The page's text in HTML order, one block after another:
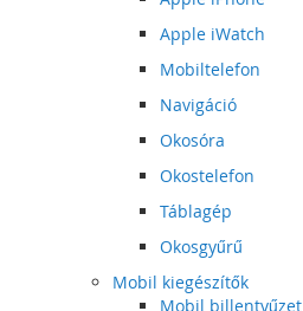
Apple iWatch
Mobiltelefon
Navigáció
Okosóra
Okostelefon
Táblagép
Okosgyűrű
Mobil kiegészítők
Mobil billentyűzet